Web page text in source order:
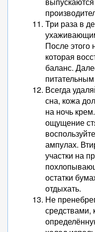
Три раза в
После этого
которая
баланс.
Всегда
сна, кожа
на ночь
ощущение
ампулах.
участки на
остатки
отдыхать.
Не
средствами,